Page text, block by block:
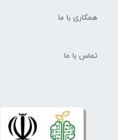
همکاری با ما
تماس با ما